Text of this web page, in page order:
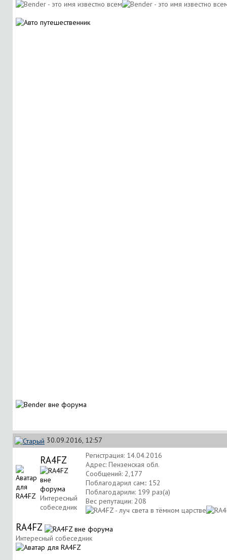
30.09.2016, 12:57
RA4FZ
Интересный
собеседник
Регистрация: 14.04.2016
Адрес: Пензенская обл.
Сообщений: 2,177
Поблагодарил сам:: 152
Поблагодарили: 199 раз(а)
Вес репутации: 208
RA4FZ
Интересный собеседник